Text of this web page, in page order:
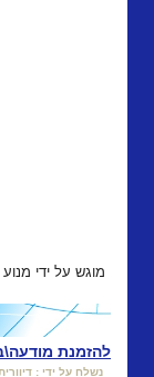
להזמנת
נשלח על ידי :